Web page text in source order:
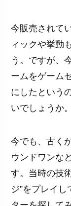
今販売されて
ィックや挙動
う。ですが、
ームをゲーム
にしたという
いでしょうか。
今でも、古く
ウンドワンな
す。当時の技
ジ”をプレイ